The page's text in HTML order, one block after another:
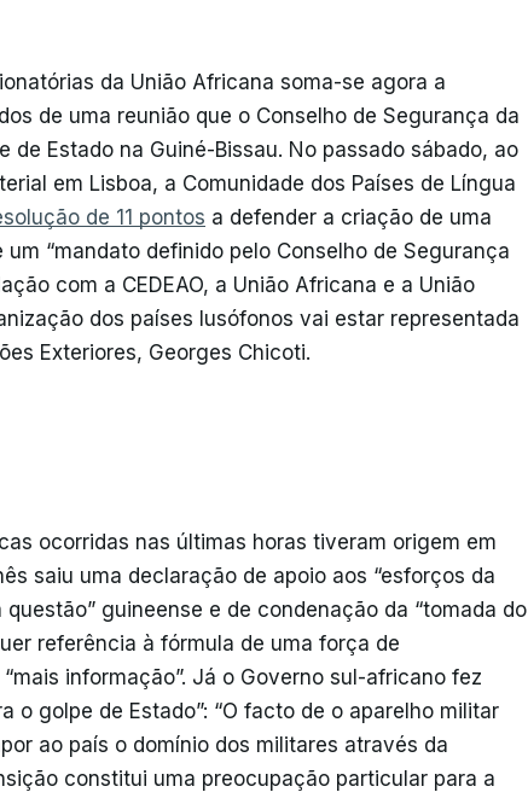
da União Africana soma-se agora a
de uma reunião que o Conselho de Segurança da
de Estado na Guiné-Bissau. No passado sábado, ao
em Lisboa, a Comunidade dos Países de Língua
de 11 pontos a defender a criação de uma
“mandato definido pelo Conselho de Segurança
com a CEDEAO, a União Africana e a União
dos países lusófonos vai estar representada
Exteriores, Georges Chicoti.
ocorridas nas últimas horas tiveram origem em
saiu uma declaração de apoio aos “esforços da
questão” guineense e de condenação da “tomada do
referência à fórmula de uma força de
informação”. Já o Governo sul-africano fez
o golpe de Estado”: “O facto de o aparelho militar
ao país o domínio dos militares através da
constitui uma preocupação particular para a